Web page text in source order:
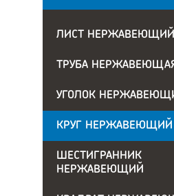
ЛИСТ НЕРЖАВЕЮЩИЙ
ТРУБА
УГОЛОК
КРУГ НЕРЖАВЕЮЩИЙ
ШЕСТИГРАННИК
НЕРЖАВЕЮЩИЙ